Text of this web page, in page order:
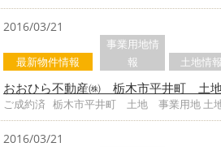
2016/03/21
最新物件情報
事業用地情
報
土地情
おおひら不動産㈱ 栃木市平井町
ご成約済 栃木市平井町 土地 事業用地 土
2016/03/21